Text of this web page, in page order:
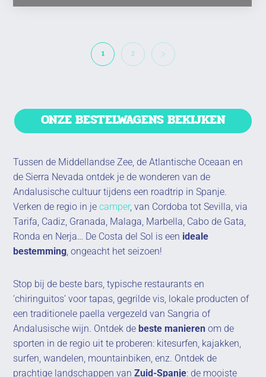
1 2
ONZE BESTELWAGENS BEKIJKEN
Tussen de Middellandse Zee, de Atlantische Oceaan en
de Sierra Nevada ontdek je de wonderen van de
Andalusische cultuur tijdens een roadtrip in Spanje.
Verken de regio in jecamper, van Cordoba tot Sevilla, via
Tarifa, Cadiz, Granada, Malaga, Marbella, Cabo de Gata,
Ronda en Nerja… De Costa del Sol is een ideale
bestemming, ongeacht het seizoen!
Stop bij de beste bars, typische restaurants en
‘chiringuitos’ voor tapas, gegrilde vis, lokale producten of
een traditionele paella vergezeld van Sangria of
Andalusische wijn. Ontdek debeste manieren om de
sporten in de regio uit te proberen: kitesurfen, kajakken,
surfen, wandelen, mountainbiken, enz. Ontdek de
prachtige landschappen vanZuid-Spanje: de mooiste